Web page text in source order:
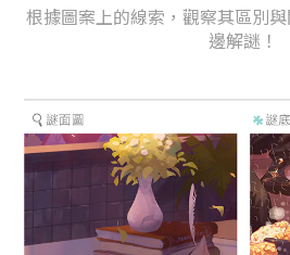
根據圖案上的線索，觀察其區別
邊解謎！